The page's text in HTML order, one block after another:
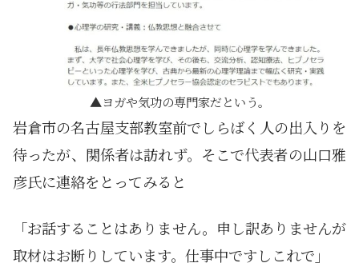
ヨガや気功の専門家だという。
岩倉市の名古屋支部教室前でしらばく人の出入りを
待ったが、関係者は訪れず。そこで代表者の山口雅
彦氏に連絡をとってみると
「お話することはありません。申し訳ありませんが
取材はお断りしています。仕事中ですしこれで」